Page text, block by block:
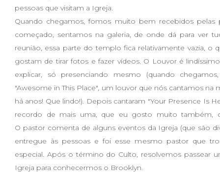
pessoas que visitam a Igreja.
Quando chegamos, fomos muito bem recebidos pelas
começado, sentamos na galeria, de onde dá para ver
reunião, essa parte do templo fica relativamente vazia, o
gostam de tirar fotos e fazer vídeos. O Louvor é
explicar, só presenciando mesmo (quando
"Awesome in This Place", um louvor que nós cantamos na
há anos! Que lindo!). Depois cantaram "Your Presence Is
recordo de mais uma, que eu gosto muito também,
O pastor comenta de alguns eventos da Igreja (que são
entregue às pessoas e foi esse mesmo pastor que
especial. Após o término do Culto, resolvemos passear
Igreja para conhecermos o Brooklyn.